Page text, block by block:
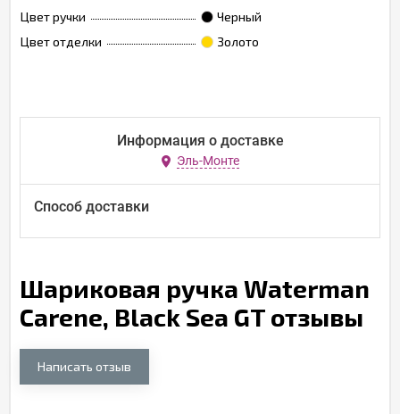
Цвет ручки
Черный
Цвет отделки
Золото
Информация о доставке
Эль-Монте
Способ доставки
Шариковая ручка Waterman
Carene, Black Sea GT отзывы
Написать отзыв